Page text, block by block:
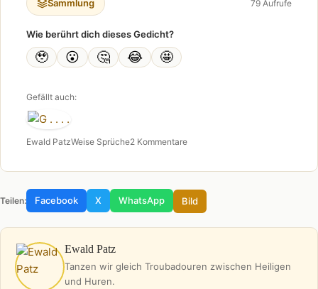
Sammlung 79 Aufrufe
Wie berührt dich dieses Gedicht?
🥹 😮 🤔 😂 🤩
Gefällt auch:
Ewald PatzWeise Sprüche2 Kommentare
Teilen: Facebook X WhatsApp Bild
Ewald Patz
Tanzen wir gleich Troubadouren zwischen Heiligen
und Huren.